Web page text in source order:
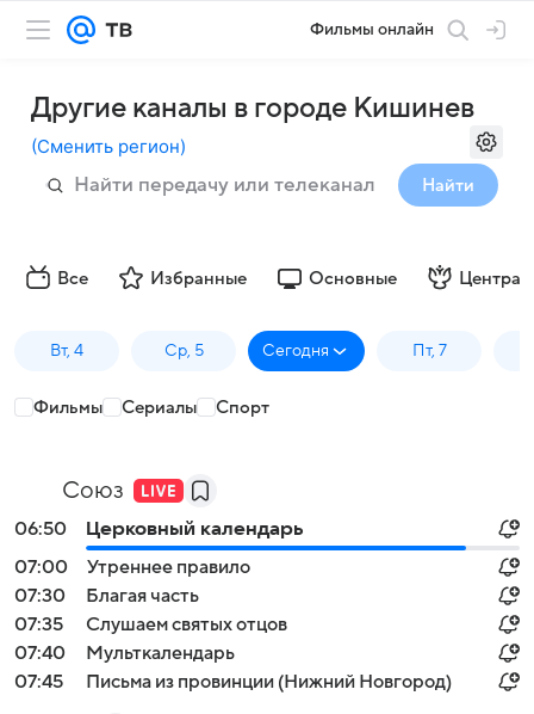
Фильмы онлайн
Другие каналы в городе Кишинев
(Сменить регион)
Найти
Все Избранные Основные
Вт, 4 Ср, 5 Сегодня Пт, 7
Фильмы Сериалы Спорт
Союз
06:50
Церковный календарь
07:00
Утреннее правило
07:30
Благая часть
07:35
Слушаем святых отцов
07:40
Мульткалендарь
07:45
Письма из провинции (Нижний Новгород)